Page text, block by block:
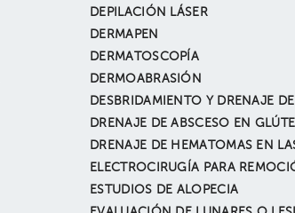
DEPILACIÓN LÁSER
DERMAPEN
DERMATOSCOPÍA
DERMOABRASIÓN
DESBRIDAMIENTO Y DRENAJE
DRENAJE DE ABSCESO EN
DRENAJE DE HEMATOMAS EN
ESTUDIOS DE ALOPECIA